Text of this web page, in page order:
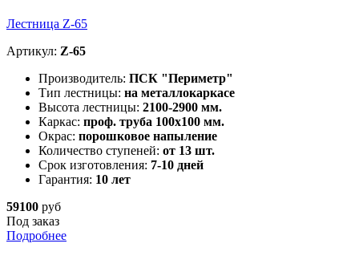
Лестница Z-65
Артикул: Z-65
Производитель: ПСК "Периметр"
Тип лестницы: на металлокаркасе
Высота лестницы: 2100-2900 мм.
Каркас: проф. труба 100х100 мм.
Окрас: порошковое напыление
Количество ступеней: от 13 шт.
Срок изготовления: 7-10 дней
Гарантия: 10 лет
59100 руб
Под заказ
Подробнее